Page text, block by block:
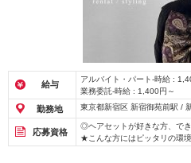
給与
アルバイト・パート-時給 :
業務委託-時給 : 1,400円～
勤務地 東京都新宿区 新宿御苑前駅 /
応募資格
◎ヘアセットが好きな方、で
★こんな方にはピッタリの環